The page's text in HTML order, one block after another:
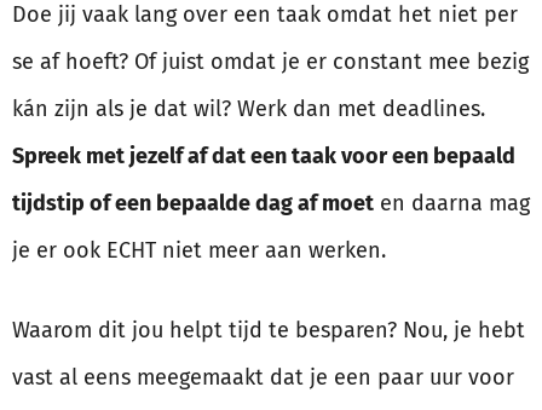
Doe jij vaak lang over een taak omdat het niet per
se af hoeft? Of juist omdat je er constant mee bezig
kán zijn als je dat wil? Werk dan met deadlines.
Spreek met jezelf af dat een taak voor een bepaald
tijdstip of een bepaalde dag af moet en daarna mag
je er ook ECHT niet meer aan werken.
Waarom dit jou helpt tijd te besparen? Nou, je hebt
vast al eens meegemaakt dat je een paar uur voor